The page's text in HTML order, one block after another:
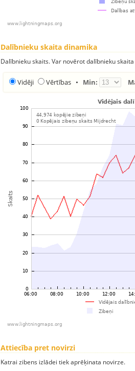
Dalībnieku skaita dinamika
Dalībnieku skaits. Var novērot dalībnieku
Vidēji Vērtības • Min:
Attiecība pret novirzi
Katrai zibens izlādei tiek aprēķinata novirze.